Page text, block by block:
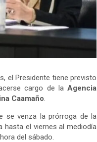
el Presidente tiene previsto
cargo de laAgencia
Caamaño.
se venza la prórroga de la
hasta el viernes al mediodía
del sábado.